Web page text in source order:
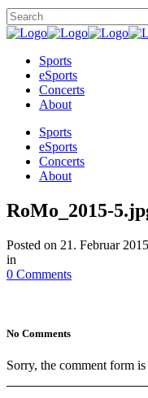
Sports
eSports
Concerts
About
Sports
eSports
Concerts
About
RoMo_2015-
Posted on 21. Februar 2015
in
0 Comments
No Comments
Sorry, the comment form